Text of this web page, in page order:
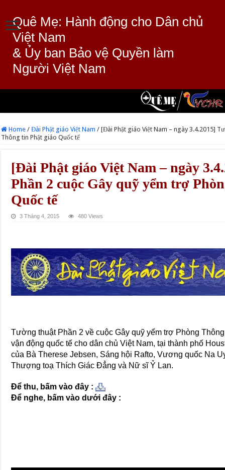
Quê Mẹ: Hành động cho Dân chủ
Việt Nam
& Ủy ban Bảo vệ Quyền làm
Người Việt Nam
Home / Đài Phật giáo Việt Nam / [Đài Phật giáo Việt Nam – ngày 3.4.2015]
Thông tin Phật giáo Quốc tế
[Đài Phật giáo Việt Nam – ngày
Phần 2 cuộc Gây quỹ yểm trợ
Quốc tế
3 Tháng 4, 2015 480 Views
Tường thuật Phần 2 về cuộc Gây quỹ yểm trợ Phòng
vận động quốc tế cho dân chủ Việt Nam, tại thành phố
của Bà Therese Jebsen, Sáng hội Rafto, Vương quốc Na
Thượng toạ Thích Giác Đẳng và Nữ sĩ Ỷ Lan.
Để thu, bấm vào đây :
Để nghe, bấm vào dưới đây :